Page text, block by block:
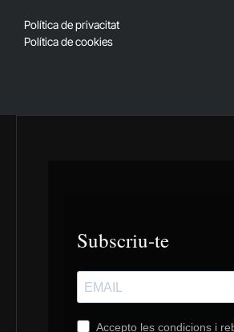
Política de privacitat
Política de cookies